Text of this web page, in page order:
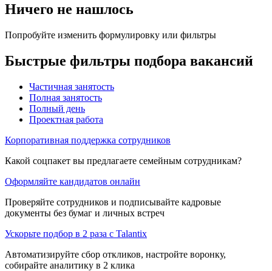
Ничего не нашлось
Попробуйте изменить формулировку или фильтры
Быстрые фильтры подбора вакансий
Частичная занятость
Полная занятость
Полный день
Проектная работа
Корпоративная поддержка сотрудников
Какой соцпакет вы предлагаете семейным сотрудникам?
Оформляйте кандидатов онлайн
Проверяйте сотрудников и подписывайте кадровые
документы без бумаг и личных встреч
Ускорьте подбор в 2 раза с Talantix
Автоматизируйте сбор откликов, настройте воронку,
собирайте аналитику в 2 клика